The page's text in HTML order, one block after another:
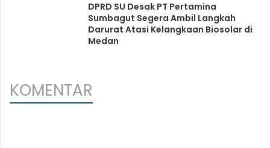
DPRD SU Desak PT Pertamina
Sumbagut Segera Ambil Langkah
Darurat Atasi Kelangkaan Biosolar di
Medan
KOMENTAR